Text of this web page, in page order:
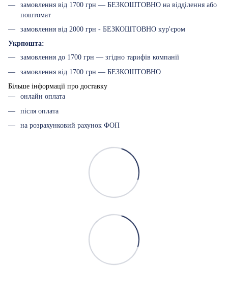
замовлення від 1700 грн — БЕЗКОШТОВНО на відділення або
поштомат
замовлення від 2000 грн - БЕЗКОШТОВНО кур'єром
Укрпошта:
замовлення до 1700 грн — згідно тарифів компанії
замовлення від 1700 грн — БЕЗКОШТОВНО
Більше інформації про доставку
онлайн оплата
після оплата
на розрахунковий рахунок ФОП